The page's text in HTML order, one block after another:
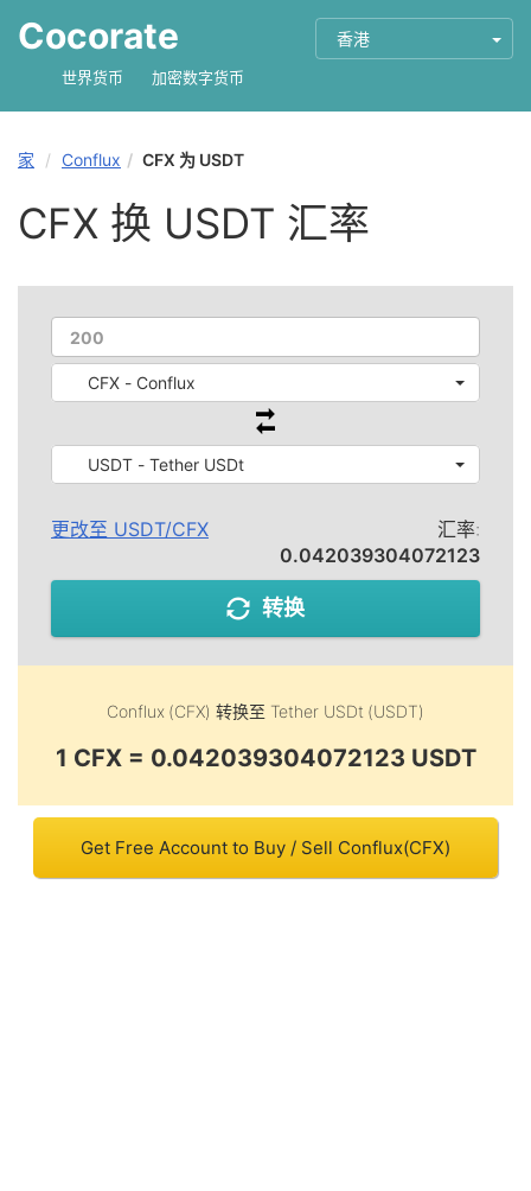
Cocorate 香港
世界货币 加密数字货币
家 Conflux CFX 为 USDT
CFX 换 USDT 汇率
CFX - Conflux
USDT - Tether USDt
更改至 USDT/CFX
汇率:
0.042039304072123
转换
Conflux (CFX) 转换至 Tether USDt (USDT)
1 CFX = 0.042039304072123 USDT
Get Free Account to Buy / Sell Conflux(CFX)